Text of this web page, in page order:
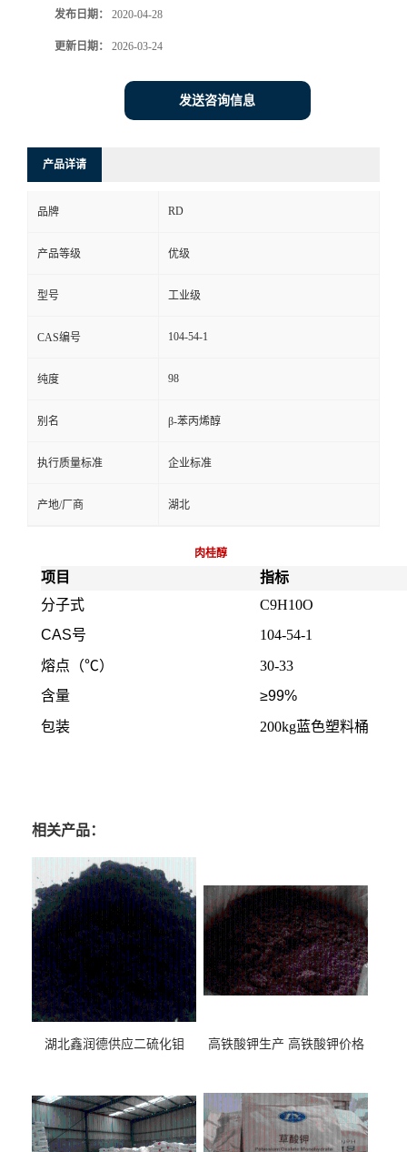
发布日期： 2020-04-28
更新日期： 2026-03-24
发送咨询信息
产品详请
品牌 RD
产品等级 优级
型号 工业级
CAS编号 104-54-1
纯度 98
别名 β-苯丙烯醇
执行质量标准 企业标准
产地/厂商 湖北
肉桂醇
项目
指标
分子式
C9H10O
CAS号
104-54-1
熔点（℃）
30-33
含量
≥99%
包装
200kg蓝色塑料桶
相关产品：
湖北鑫润德供应二硫化钼 高铁酸钾生产 高铁酸钾价格